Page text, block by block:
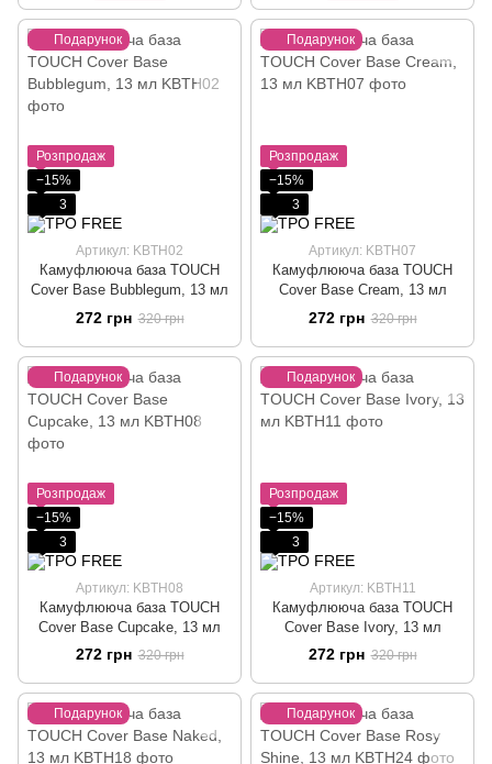
Подарунок
Розпродаж
−15%
3
Артикул: KBTH02
Камуфлююча база TOUCH
Cover Base Bubblegum, 13 мл
272 грн 320 грн
Подарунок
Розпродаж
−15%
3
Артикул: KBTH07
Камуфлююча база TOUCH
Cover Base Cream, 13 мл
272 грн 320 грн
Подарунок
Розпродаж
−15%
3
Артикул: KBTH08
Камуфлююча база TOUCH
Cover Base Cupcake, 13 мл
272 грн 320 грн
Подарунок
Розпродаж
−15%
3
Артикул: KBTH11
Камуфлююча база TOUCH
Cover Base Ivory, 13 мл
272 грн 320 грн
Подарунок Подарунок